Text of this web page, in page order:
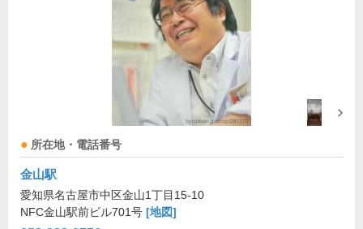
所在地・電話番号
金山駅
愛知県名古屋市中区金山1丁目15-10
NFC金山駅前ビル701号 [地図]